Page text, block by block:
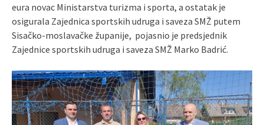
eura novac Ministarstva turizma i sporta, a ostatak je
osigurala Zajednica sportskih udruga i saveza SMŽ putem
Sisačko-moslavačke županije, pojasnio je predsjednik
Zajednice sportskih udruga i saveza SMŽ Marko Badrić.